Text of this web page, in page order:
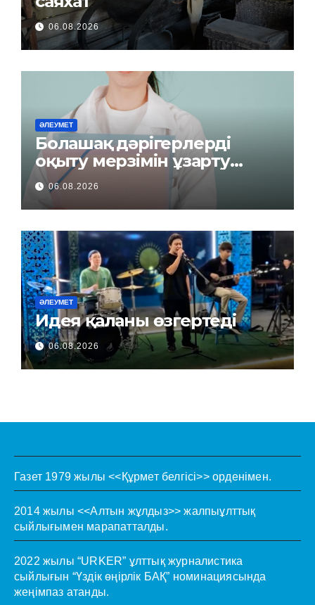
06.08.2026
ӘЛЕУМЕТ
Болашақ дәрігерлерді
оқыту мерзімін ұзарту
керек пе?
06.08.2026
ӘЛЕУМЕТ
Идея қаланы өзгертеді
06.08.2026
Газет 1979 жылы <<Құрмет белгісі>> орденімен.
2014 жылы <<Алтын жұлдыз>> жалпыұлттық
сыйлығымен марапатталды.
2022 жылы “URKER” ұлттық журналистика
сыйлығын “Үздік өңірлік БАҚ” номинациясында
жеңімпаз атанды.